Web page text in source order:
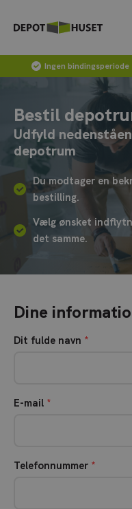
Ingen bindingsperiode
Bestil
Udfyld
depotrum
Du modtager en
bestilling.
Vælg ønsket
det samme.
Dine
Dit fulde navn *
E-mail *
Telefonnummer *